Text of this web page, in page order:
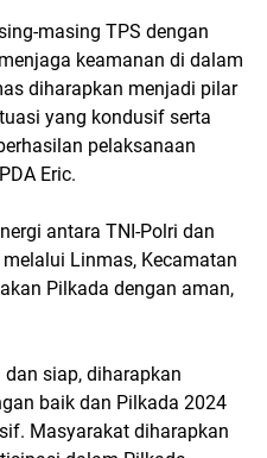
masing TPS dengan
keamanan di dalam
diharapkan menjadi pilar
yang kondusif serta
pelaksanaan
Eric.
antara TNI-Polri dan
Linmas, Kecamatan
Pilkada dengan aman,
siap, diharapkan
baik dan Pilkada 2024
Masyarakat diharapkan